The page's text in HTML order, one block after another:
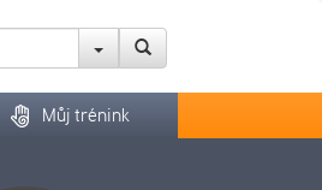
Můj trénink